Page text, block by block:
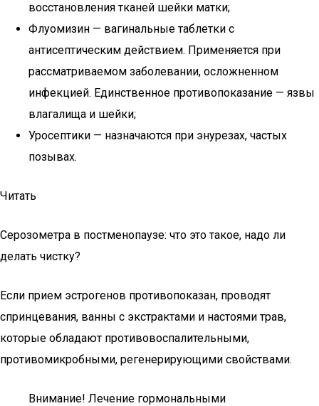
восстановления тканей шейки матки;
Флуомизин — вагинальные таблетки с
антисептическим действием. Применяется при
рассматриваемом заболевании, осложненном
инфекцией. Единственное противопоказание — язвы
влагалища и шейки;
Уросептики — назначаются при энурезах, частых
позывах.
Читать
Серозометра в постменопаузе: что это такое, надо ли
делать чистку?
Если прием эстрогенов противопоказан, проводят
спринцевания, ванны с экстрактами и настоями трав,
которые обладают противовоспалительными,
противомикробными, регенерирующими свойствами.
Внимание! Лечение гормональными